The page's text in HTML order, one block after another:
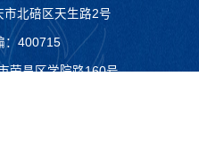
市北碚区天生路2号
：400715
荣昌区学院路160号